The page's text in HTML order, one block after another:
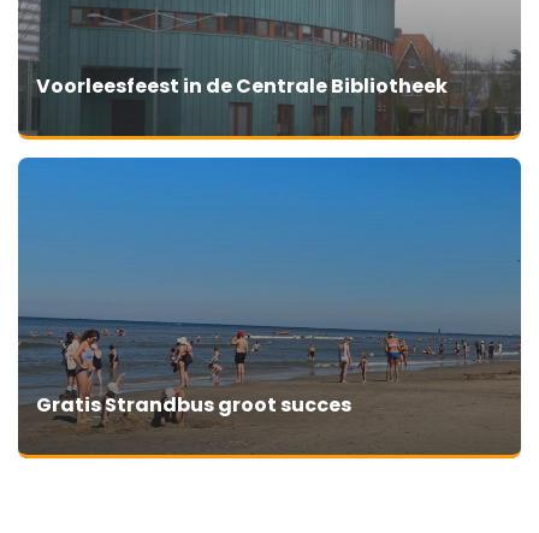
Voorleesfeest in de Centrale Bibliotheek
Gratis Strandbus groot succes